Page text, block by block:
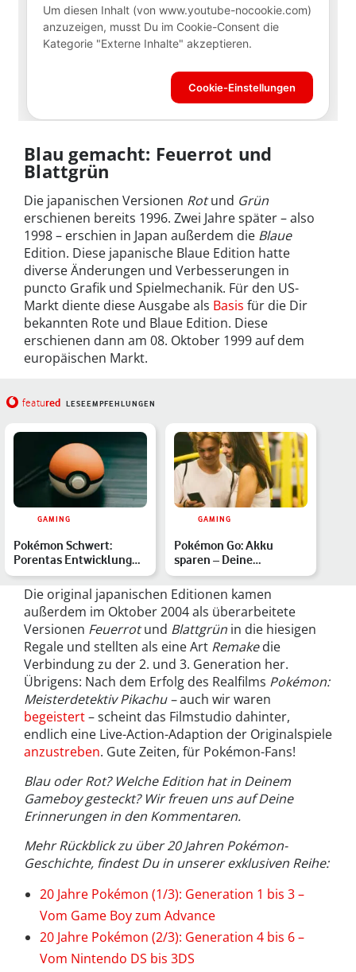
Blau gemacht: Feuerrot und
Blattgrün
Die japanischen Versionen Rotund Grün
erschienen bereits 1996. Zwei Jahre später – also
1998 – erschien in Japan außerdem die Blaue
Edition. Diese japanische Blaue Edition hatte
diverse Änderungen und Verbesserungen in
puncto Grafik und Spielmechanik. Für den US-
Markt diente diese Ausgabe als Basis für die Dir
bekannten Rote und Blaue Edition. Diese
erschienen dann am 08. Oktober 1999 auf dem
europäischen Markt.
featured LESEEMPFEHLUNGEN
GAMING
Pokémon Schwert:
Porentas Entwicklung
Lauchzelot enthüllt
GAMING
Pokémon Go: Akku
sparen – Deine
Möglichkeiten im
Überblick
Die original japanischen Editionen kamen
außerdem im Oktober 2004 als überarbeitete
Versionen Feuerrotund Blattgrün in die hiesigen
Regale und stellten als eine Art Remakedie
Verbindung zu der 2. und 3. Generation her.
Übrigens: Nach dem Erfolg des Realfilms Pokémon:
Meisterdetektiv Pikachu –auch wir waren
begeistert– scheint das Filmstudio dahinter,
endlich eine Live-Action-Adaption der Originalspiele
anzustreben. Gute Zeiten, für Pokémon-Fans!
Blau oder Rot? Welche Edition hat in Deinem
Gameboy gesteckt? Wir freuen uns auf Deine
Erinnerungen in den Kommentaren.
Mehr Rückblick zu über 20 Jahren Pokémon-
Geschichte, findest Du in unserer exklusiven Reihe:
20 Jahre Pokémon (1/3): Generation 1 bis 3 –
Vom Game Boy zum Advance
20 Jahre Pokémon (2/3): Generation 4 bis 6 –
Vom Nintendo DS bis 3DS